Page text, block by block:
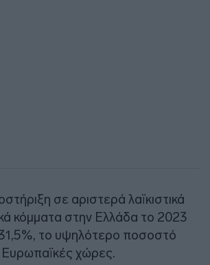
σε αριστερά λαϊκιστικά
κόμματα στην Ελλάδα το 2023
το υψηλότερο ποσοστό
χώρες.